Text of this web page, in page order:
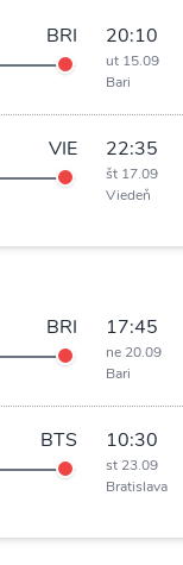
BRI 20:10
ut 15.09
Bari
VIE 22:35
št 17.09
Viedeň
BRI 17:45
ne 20.09
Bari
BTS 10:30
st 23.09
Bratislava